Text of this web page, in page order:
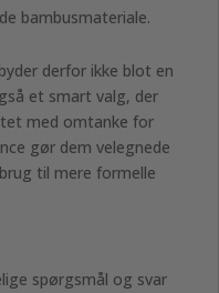
bambusmateriale.
derfor ikke blot en
et smart valg, der
med omtanke for
gør dem velegnede
til mere formelle
spørgsmål og svar